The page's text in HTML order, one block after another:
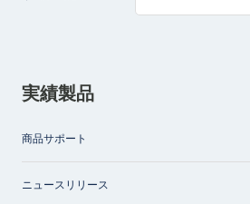
実績製品
商品サポート
ニュースリリース